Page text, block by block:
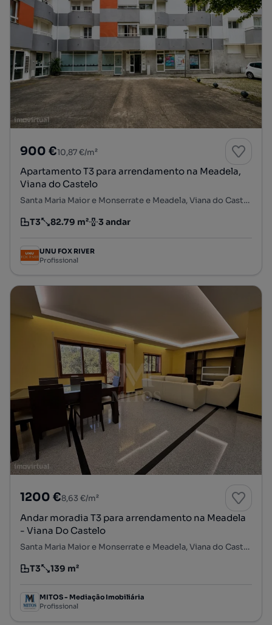
900 €10,87 €/m²
Apartamento T3 para arrendamento na Meadela,
Viana do Castelo
Santa Maria Maior e Monserrate e Meadela, Viana do Castelo, Viana do Castelo
Tipologia
T3
Preço por metro quadrado
82.79 m²
Andar 3 andar
UNU FOX RIVER
Profissional
1200 €8,63 €/m²
Andar moradia T3 para arrendamento na Meadela
- Viana Do Castelo
Santa Maria Maior e Monserrate e Meadela, Viana do Castelo, Viana do Castelo
Tipologia
T3
Preço por metro quadrado
139 m²
MITOS - Mediação Imobiliária
Profissional